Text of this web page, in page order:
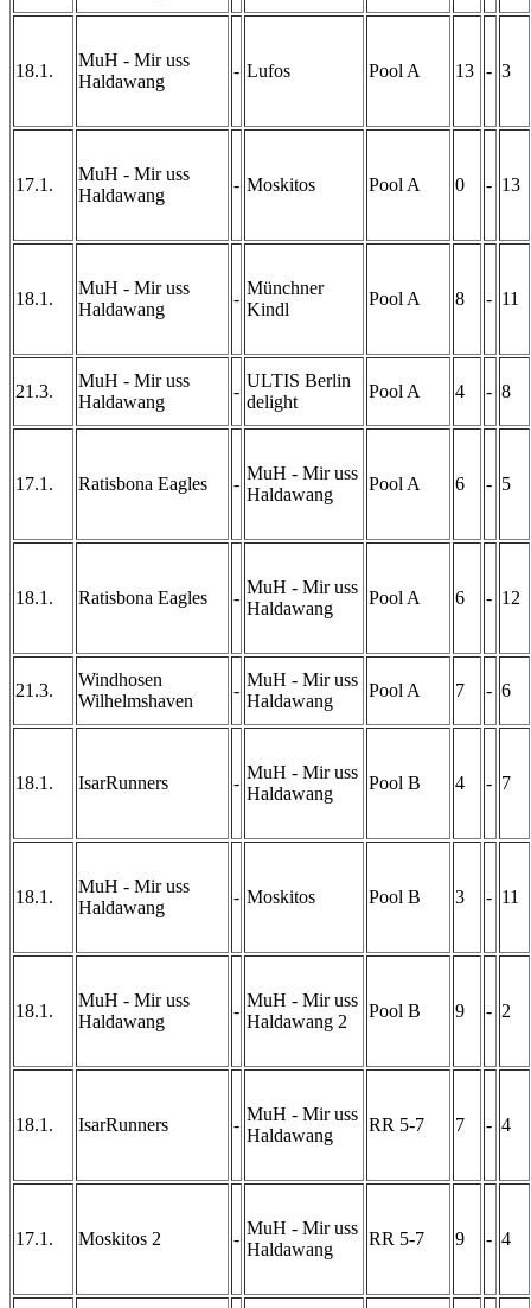
18.1.
MuH - Mir uss
Haldawang
- Lufos Pool A 13 - 3
17.1.
MuH - Mir uss
Haldawang
- Moskitos Pool A 0 - 13
18.1.
MuH - Mir uss
Haldawang
-
Münchner
Kindl
Pool A 8 - 11
21.3.
MuH - Mir uss
Haldawang
-
ULTIS Berlin
delight
Pool A 4 - 8
17.1. Ratisbona Eagles -
MuH - Mir uss
Haldawang
Pool A 6 - 5
18.1. Ratisbona Eagles -
MuH - Mir uss
Haldawang
Pool A 6 - 12
21.3.
Windhosen
Wilhelmshaven
-
MuH - Mir uss
Haldawang
Pool A 7 - 6
18.1. IsarRunners -
MuH - Mir uss
Haldawang
Pool B 4 - 7
18.1.
MuH - Mir uss
Haldawang
- Moskitos Pool B 3 - 11
18.1.
MuH - Mir uss
Haldawang
-
MuH - Mir uss
Haldawang 2
Pool B 9 - 2
18.1. IsarRunners -
MuH - Mir uss
Haldawang
RR 5-7 7 - 4
17.1. Moskitos 2 -
MuH - Mir uss
Haldawang
RR 5-7 9 - 4